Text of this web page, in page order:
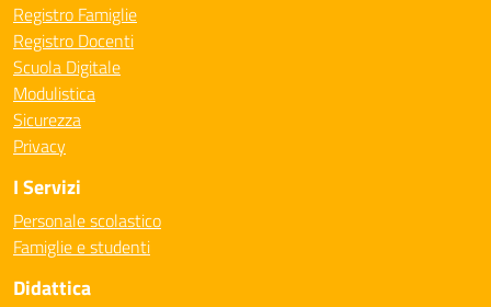
Registro Famiglie
Registro Docenti
Scuola Digitale
Modulistica
Sicurezza
Privacy
I Servizi
Personale scolastico
Famiglie e studenti
Didattica